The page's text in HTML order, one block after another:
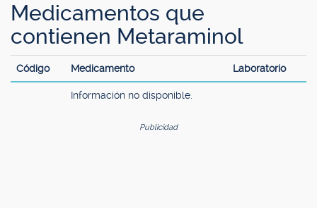
Medicamentos que
contienen Metaraminol
Código Medicamento Laboratorio
Información no disponible.
Publicidad